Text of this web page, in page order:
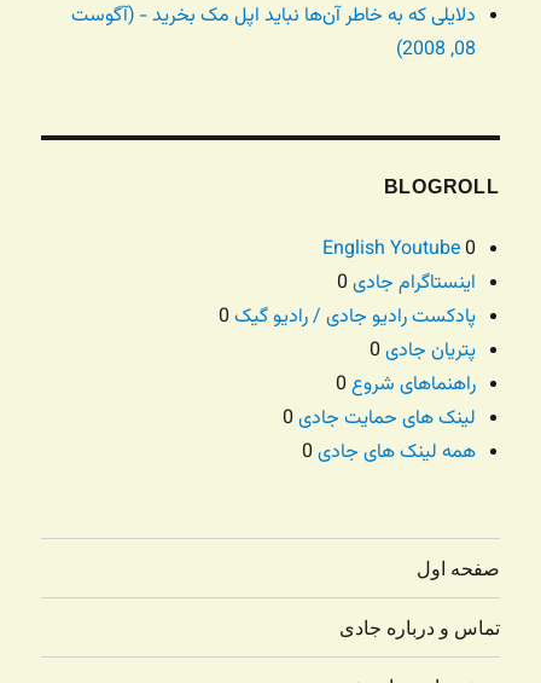
دلایلی که به خاطر آن‌ها نباید اپل مک بخرید - (آگوست
08, 2008)
BLOGROLL
English Youtube0
اینستاگرام جادی
پادکست رادیو جادی / رادیو گیک
پتریان جادی
راهنماهای شروع
لینک های حمایت جادی
همه لینک های جادی
صفحه اول
تماس و درباره جادی